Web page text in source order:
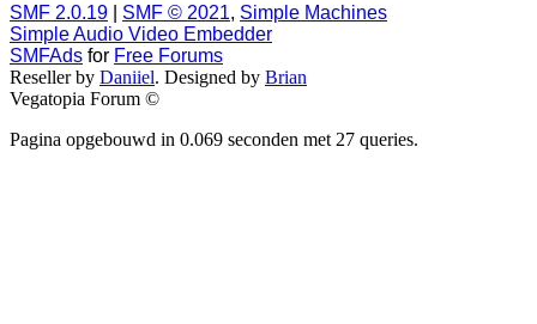
SMF 2.0.19 SMF © 2021, Simple Machines
Simple Audio Video Embedder
SMFAds for Free Forums
Reseller by Daniiel. Designed by Brian
Vegatopia Forum ©
Pagina opgebouwd in 0.069 seconden met 27 queries.